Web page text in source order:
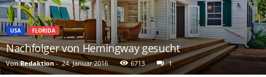
USA FLORIDA
Nachfolger von Hemingway gesucht
Von Redaktion- 24. Januar 2016 6713 1